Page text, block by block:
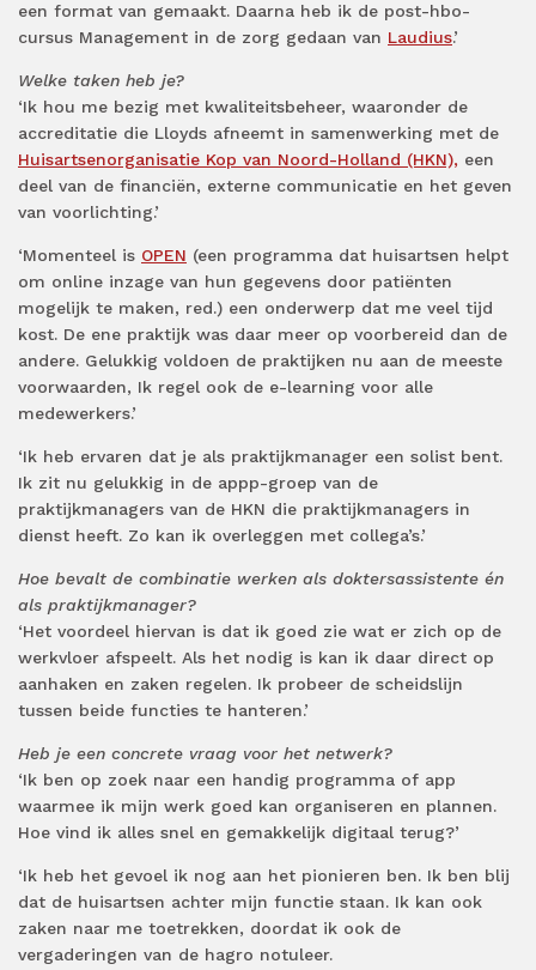
een format van gemaakt. Daarna heb ik de post-hbo-
cursus Management in de zorg gedaan van Laudius.’
Welke taken heb je?
‘Ik hou me bezig met kwaliteitsbeheer, waaronder de
accreditatie die Lloyds afneemt in samenwerking met de
Huisartsenorganisatie Kop van Noord-Holland (HKN), een
deel van de financiën, externe communicatie en het geven
van voorlichting.’
‘Momenteel is OPEN (een programma dat huisartsen helpt
om online inzage van hun gegevens door patiënten
mogelijk te maken, red.) een onderwerp dat me veel tijd
kost. De ene praktijk was daar meer op voorbereid dan de
andere. Gelukkig voldoen de praktijken nu aan de meeste
voorwaarden, Ik regel ook de e-learning voor alle
medewerkers.’
‘Ik heb ervaren dat je als praktijkmanager een solist bent.
Ik zit nu gelukkig in de appp-groep van de
praktijkmanagers van de HKN die praktijkmanagers in
dienst heeft. Zo kan ik overleggen met collega’s.’
Hoe bevalt de combinatie werken als doktersassistente én
als praktijkmanager?
‘Het voordeel hiervan is dat ik goed zie wat er zich op de
werkvloer afspeelt. Als het nodig is kan ik daar direct op
aanhaken en zaken regelen. Ik probeer de scheidslijn
tussen beide functies te hanteren.’
Heb je een concrete vraag voor het netwerk?
‘Ik ben op zoek naar een handig programma of app
waarmee ik mijn werk goed kan organiseren en plannen.
Hoe vind ik alles snel en gemakkelijk digitaal terug?’
‘Ik heb het gevoel ik nog aan het pionieren ben. Ik ben blij
dat de huisartsen achter mijn functie staan. Ik kan ook
zaken naar me toetrekken, doordat ik ook de
vergaderingen van de hagro notuleer.